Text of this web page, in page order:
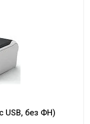
USB, без ФН)